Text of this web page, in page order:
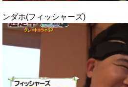
ンダホ(フィッシャーズ)